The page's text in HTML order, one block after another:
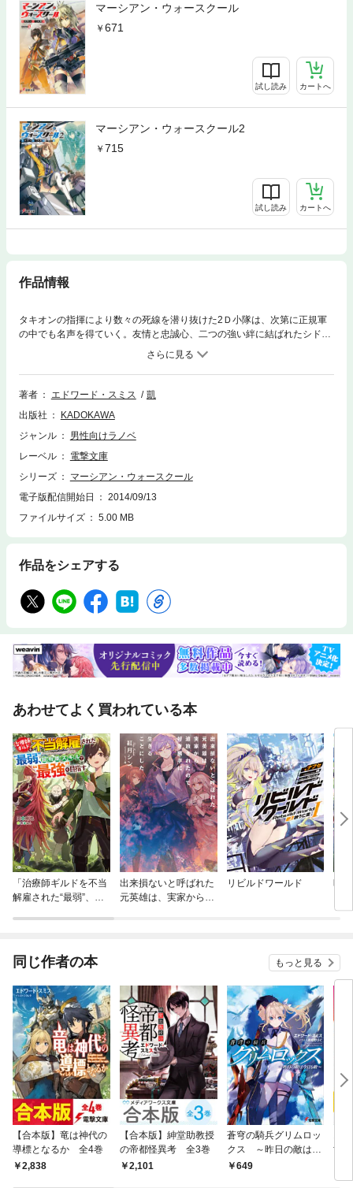
マーシアン・ウォースクール
671
試し読み カートへ
マーシアン・ウォースクール2
715
試し読み カートへ
作品情報
タキオンの指揮により数々の死線を潜り抜けた2Ｄ小隊は、次第に正規軍
の中でも名声を得ていく。友情と忠誠心、二つの強い絆に結ばれたシドウ
を筆頭に、クラスの練度はさらに高まるのだった。 部隊を守るため、
着々と布石を打つタキオン。軍部の政治情勢を見抜き、後ろ盾となる有力
者に巧みに接近する。だが、その企みが災いしたのか、親地球派の急先鋒
チャーチ大佐の画策により窮地に追い込まれてしまう。部隊存亡の危機に
ンだった！
著者 エドワード・スミス
凱
出版社
KADOKAWA
ジャンル
男性向けラノベ
レーベル
電撃文庫
シリーズ
マーシアン・ウォースクール
電子版配信開始日
2014/09/13
ファイルサイズ
5.00 MB
作品をシェアする
あわせてよく買われている本
「治療師ギルドを不当
解雇された“最弱”、超
出来損ないと呼ばれた
元英雄は、実家から追
リビルドワールド
時
同じ作者の本 もっと見る
【合本版】竜は神代の
導標となるか 全4巻
2,838
【合本版】紳堂助教授
の帝都怪異考 全3巻
2,101
蒼穹の騎兵グリムロッ
クス ～昨日の敵は今
日も敵～
649
世
ヒ